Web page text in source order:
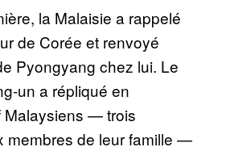
la Malaisie a rappelé
de Corée et renvoyé
Pyongyang chez lui. Le
un a répliqué en
Malaysiens — trois
membres de leur famille —